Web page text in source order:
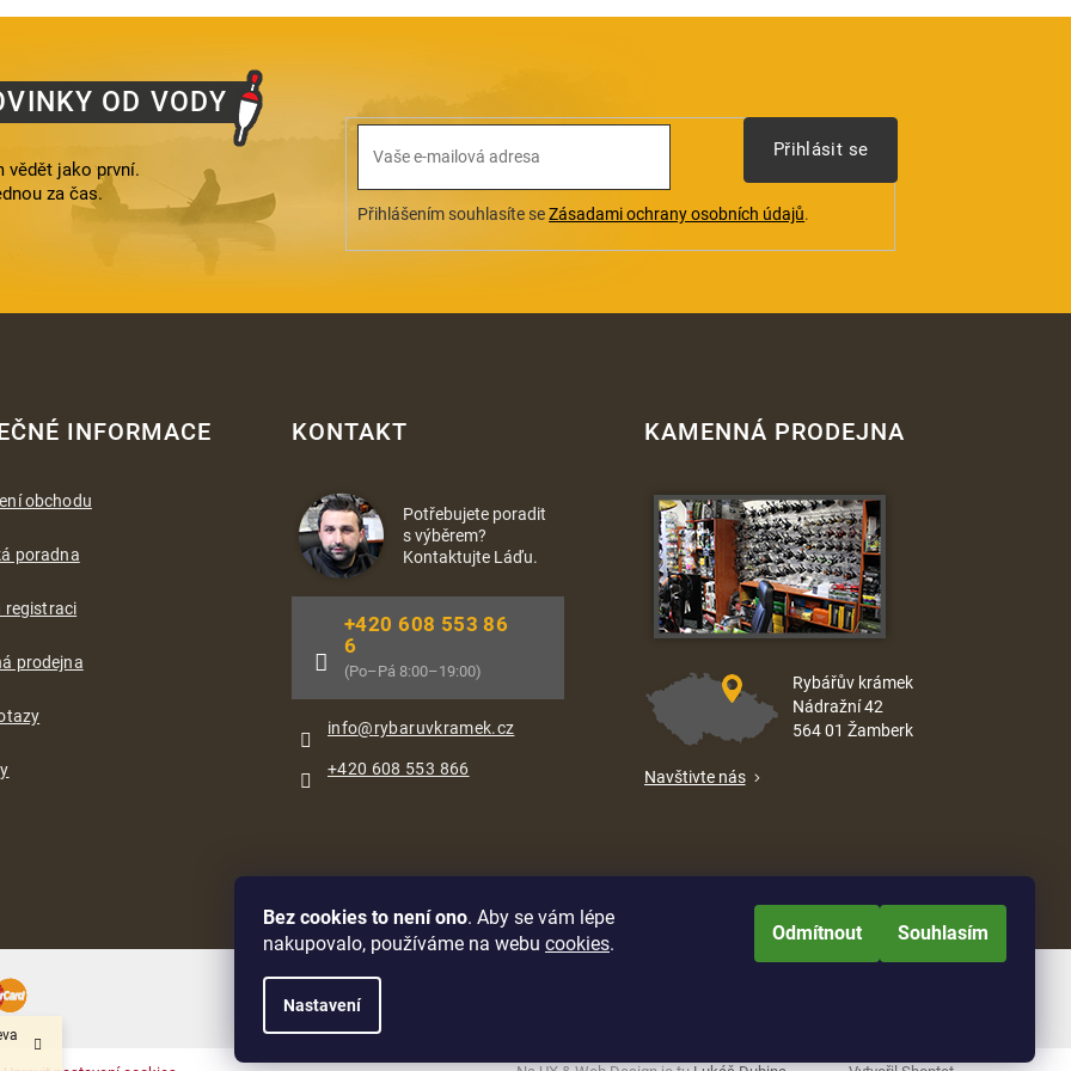
Bez cookies to není ono. Aby se vám lépe
nakupovalo, používáme na webu cookies.
Nastavení
Odmítnout Souhlasím
OD VODY
vědět jako první.
za čas.
Přihlášením souhlasíte seZásadami ochrany osobních údajů.
Přihlásit se
INFORMACE
obchodu
poradna
registraci
prodejna
KONTAKT
Potřebujete poradit
s výběrem?
Kontaktujte Láďu.
info@rybaruvkramek.cz
+420 608 553 86
6
(Po–Pá 8:00–19:00)
+420 608 553 866
KAMENNÁ PRODEJNA
Rybářův krámek
Nádražní 42
564 01 Žamberk
Navštivte nás
Oblíbené způsoby dopravy: